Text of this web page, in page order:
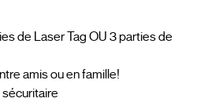
de Laser Tag OU 3 parties de
amis ou en famille!